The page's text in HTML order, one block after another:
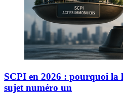
SCPI en 2026 : pourquoi la
sujet numéro un